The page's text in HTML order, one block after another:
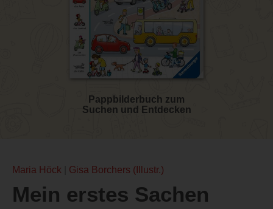
Pappbilderbuch zum
Suchen und Entdecken
Maria Höck Gisa Borchers (Illustr.)
Mein erstes Sachen